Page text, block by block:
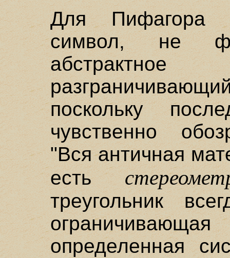
Для Пифагора
символ, не
поскольку
чувственно
"Вся античная
есть
треугольник
определенная